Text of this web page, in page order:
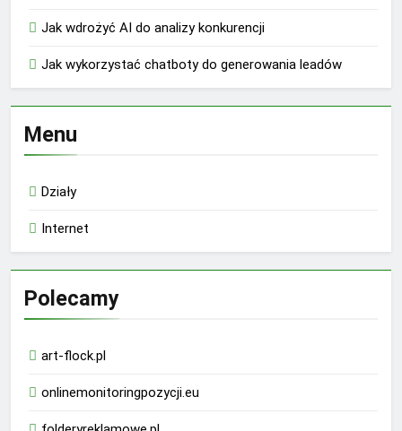
Jak wdrożyć AI do analizy konkurencji
Jak wykorzystać chatboty do generowania leadów
Menu
Działy
Internet
Polecamy
art-flock.pl
onlinemonitoringpozycji.eu